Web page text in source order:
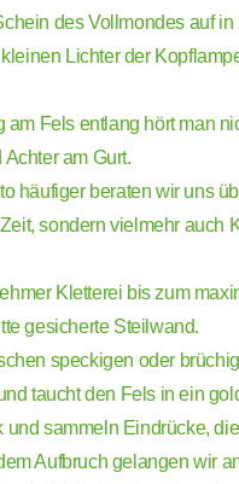
des Vollmondes auf
Lichter der
am Fels entlang hört man
am Gurt.
häufiger beraten wir uns
sondern vielmehr auch
Kletterei bis zum
gesicherte Steilwand.
speckigen oder
taucht den Fels in ein
sammeln Eindrücke,
Aufbruch gelangen wir